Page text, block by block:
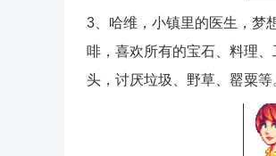
3、哈维，小镇里的医生，梦
啡，喜欢所有的宝石、料理
头，讨厌垃圾、野草、罂粟等